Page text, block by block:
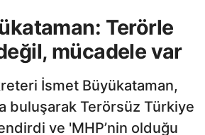
Terörle
mücadele var
İsmet Büyükataman,
buluşarak Terörsüz Türkiye
ve 'MHP’nin olduğu